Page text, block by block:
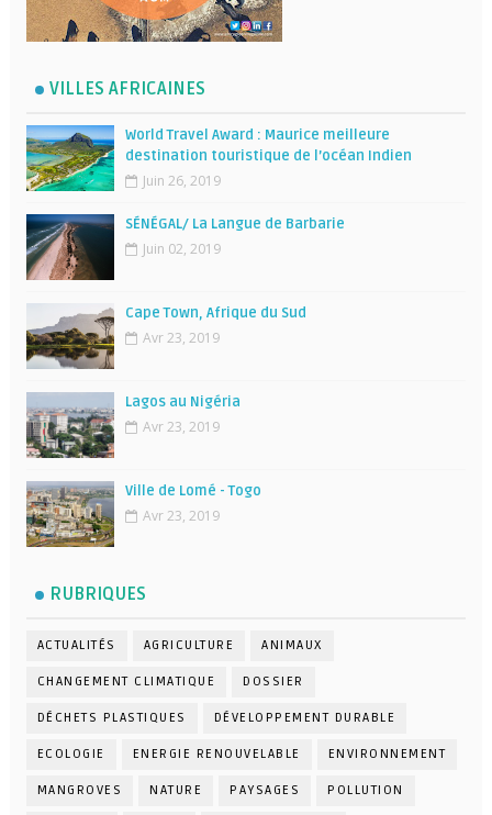
VILLES AFRICAINES
World Travel Award : Maurice meilleure
destination touristique de l’océan Indien
Juin 26, 2019
SÉNÉGAL/ La Langue de Barbarie
Juin 02, 2019
Cape Town, Afrique du Sud
Avr 23, 2019
Lagos au Nigéria
Avr 23, 2019
Ville de Lomé - Togo
Avr 23, 2019
RUBRIQUES
ACTUALITÉS AGRICULTURE ANIMAUX
CHANGEMENT CLIMATIQUE DOSSIER
DÉCHETS PLASTIQUES DÉVELOPPEMENT DURABLE
ECOLOGIE ENERGIE RENOUVELABLE ENVIRONNEMENT
MANGROVES NATURE PAYSAGES POLLUTION